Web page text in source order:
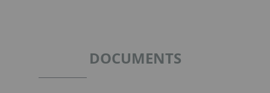
DOCUMENTS